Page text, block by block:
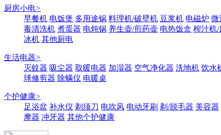
厨房小电>
早餐机 电饭煲 多用途锅 料理机/破壁机 豆浆机 电磁炉 微
毒清洗机 煮蛋器 电炖锅 养生壶/煎药壶 电热饭盒 榨汁机/
冰机 其他厨电
生活电器>
灭蚊器 吸尘器 取暖电器 加湿器 空气净化器 洗地机 饮水
球修剪器 除螨仪 电暖桌
个护健康>
足浴盆 补水仪 剃须刀 电吹风 电动牙刷 剃/脱毛器 美容器
摩器 冲牙器 其他个护健康